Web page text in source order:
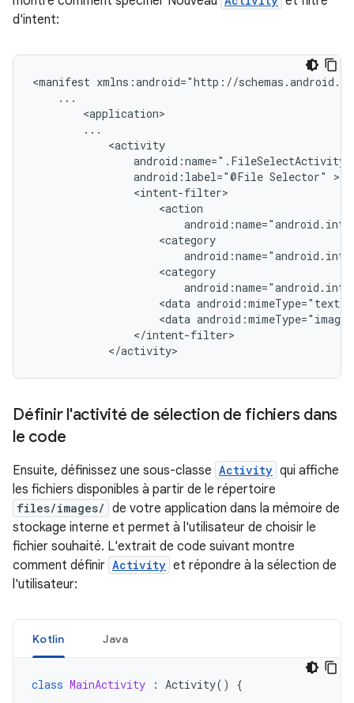
d'intent:
<manifest
android:label="@File Selector"
<data
<data
</activity>
Définir l'activité de sélection de fichiers dans
le code
Ensuite, définissez une sous-classe Activity qui affiche
les fichiers disponibles à partir de le répertoire
files/images/ de votre application dans la mémoire de
stockage interne et permet à l'utilisateur de choisir le
fichier souhaité. L'extrait de code suivant montre
comment définir Activity et répondre à la sélection de
l'utilisateur:
Kotlin Java
class MainActivity : Activity() {